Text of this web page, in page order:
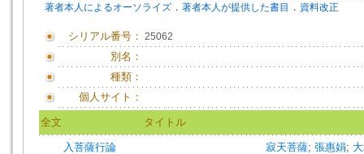
著者本人によるオーソライズ ． 著者本人が提供した書目 ． 資料改正
シリアル番号： 25062
別名：
種類：
個人サイト：
全文 タイトル
入菩薩行論 寂天菩薩; 張惠娟;